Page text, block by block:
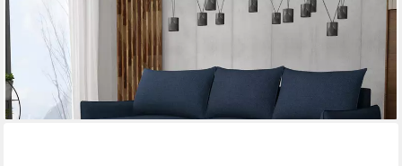
Ecksofa Focus L, mit Bettkasten und Schlaffunktion, Holzfüße in
der Farbe Natur, Seite universal
785,00 €
lieferbar - in 9-11 Werktagen bei dir
+4